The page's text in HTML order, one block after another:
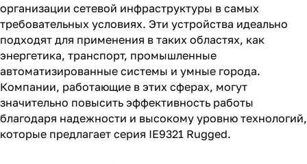
организации сетевой инфраструктуры в самых
требовательных условиях. Эти устройства идеально
подходят для применения в таких областях, как
энергетика, транспорт, промышленные
автоматизированные системы и умные города.
Компании, работающие в этих сферах, могут
значительно повысить эффективность работы
благодаря надежности и высокому уровню технологий,
которые предлагает серия IE9321 Rugged.